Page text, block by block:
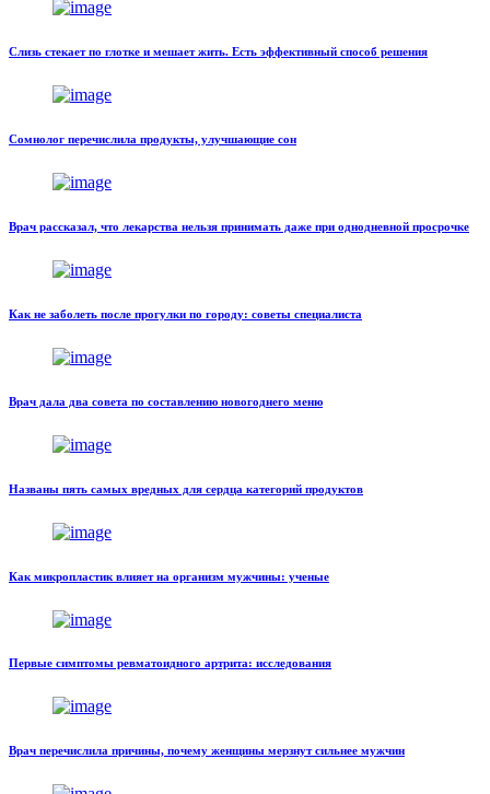
Слизь стекает по глотке и мешает жить. Есть эффективный способ решения
Сомнолог перечислила продукты, улучшающие сон
Врач рассказал, что лекарства нельзя принимать даже при однодневной просрочке
Как не заболеть после прогулки по городу: советы специалиста
Врач дала два совета по составлению новогоднего меню
Названы пять самых вредных для сердца категорий продуктов
Как микропластик влияет на организм мужчины: ученые
Первые симптомы ревматоидного артрита: исследования
Врач перечислила причины, почему женщины мерзнут сильнее мужчин